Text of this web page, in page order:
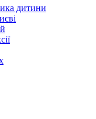
дитини